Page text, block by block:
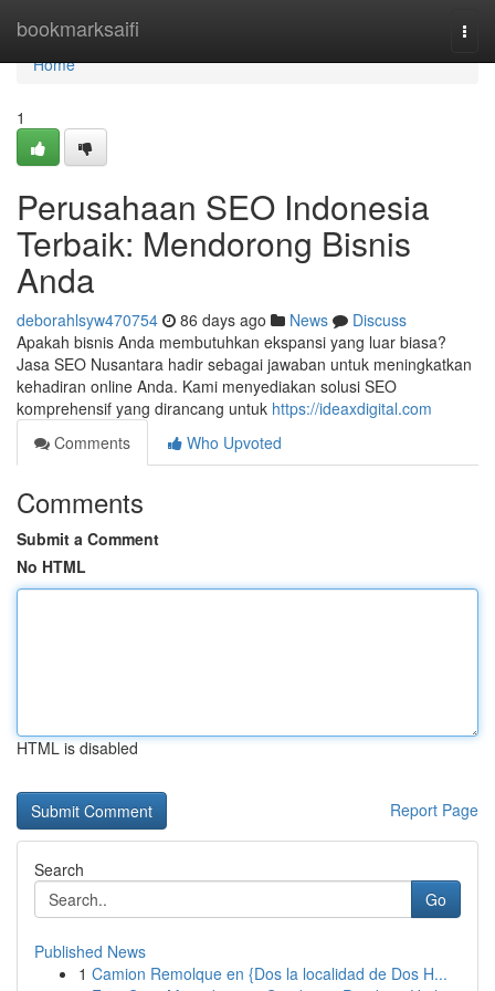
bookmarksaifi
Home
Home
1
Perusahaan SEO Indonesia
Terbaik: Mendorong Bisnis
Anda
deborahlsyw470754 86 days ago News
Discuss
Apakah bisnis Anda membutuhkan ekspansi yang luar biasa?
Jasa SEO Nusantara hadir sebagai jawaban untuk meningkatkan
kehadiran online Anda. Kami menyediakan solusi SEO
komprehensif yang dirancang untuk https://ideaxdigital.com
Comments
Who Upvoted
Comments
Submit a Comment
No HTML
HTML is disabled
Report Page
Search
Go
Published News
1 Camion Remolque en {Dos la localidad de Dos H...